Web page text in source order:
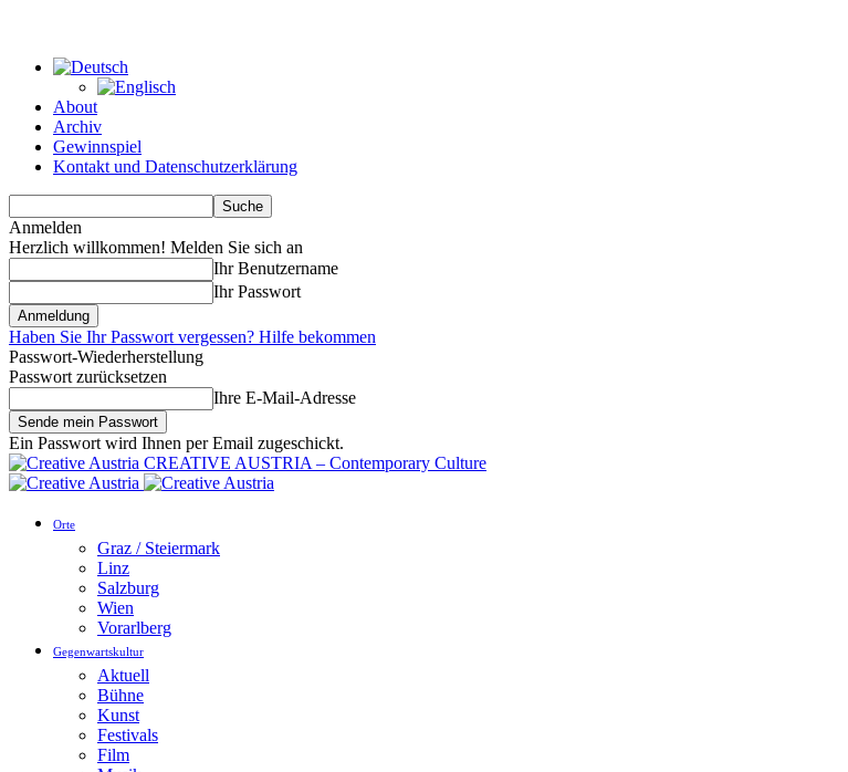
About
Archiv
Gewinnspiel
Kontakt und Datenschutzerklärung
Anmelden
Herzlich willkommen! Melden Sie sich an
Ihr Benutzername
Ihr Passwort
Haben Sie Ihr Passwort vergessen? Hilfe bekommen
Passwort-Wiederherstellung
Passwort zurücksetzen
Ihre E-Mail-Adresse
Ein Passwort wird Ihnen per Email zugeschickt.
CREATIVE AUSTRIA – Contemporary Culture
Orte
Graz / Steiermark
Linz
Salzburg
Wien
Vorarlberg
Gegenwartskultur
Aktuell
Bühne
Kunst
Festivals
Film